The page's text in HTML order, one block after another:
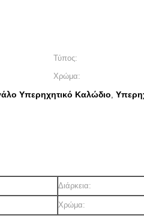
Τύπος:
Χρώμα:
Υπερηχητικό Καλώδιο,
Διάρκεια:
Χρώμα: